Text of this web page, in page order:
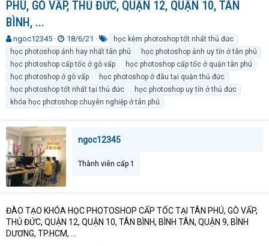
PHÚ, GÒ VẤP, THỦ ĐỨC, QUẬN 12, QUẬN 10, TÂN
BÌNH, ...
T
h
r
e
a
d
s
a
r
t
e
r
ngoc12345
N
g
à
y
g
ử
i
18/6/21
ừ
k
h
ó
a
học kèm photoshop tốt nhất thủ đức
học photoshop ảnh hay nhất tân phú
học photoshop ảnh uy tín ở tân phú
học photoshop cấp tốc ở gò vấp
học photoshop cấp tốc ở quận tân phú
học photoshop ở gò vấp
học photoshop ở đâu tại quận thủ đức
học photoshop tốt nhất tại thủ đức
học photoshop uy tín ở thủ đức
khóa học photoshop chuyên nghiệp ở tân phú
ngoc12345
Thành viên cấp 1
ĐÀO TẠO KHÓA HỌC PHOTOSHOP CẤP TỐC TẠI TÂN PHÚ, GÒ VẤP,
THỦ ĐỨC, QUẬN 12, QUẬN 10, TÂN BÌNH, BÌNH TÂN, QUẬN 9, BÌNH
DƯƠNG, TP.HCM, ...